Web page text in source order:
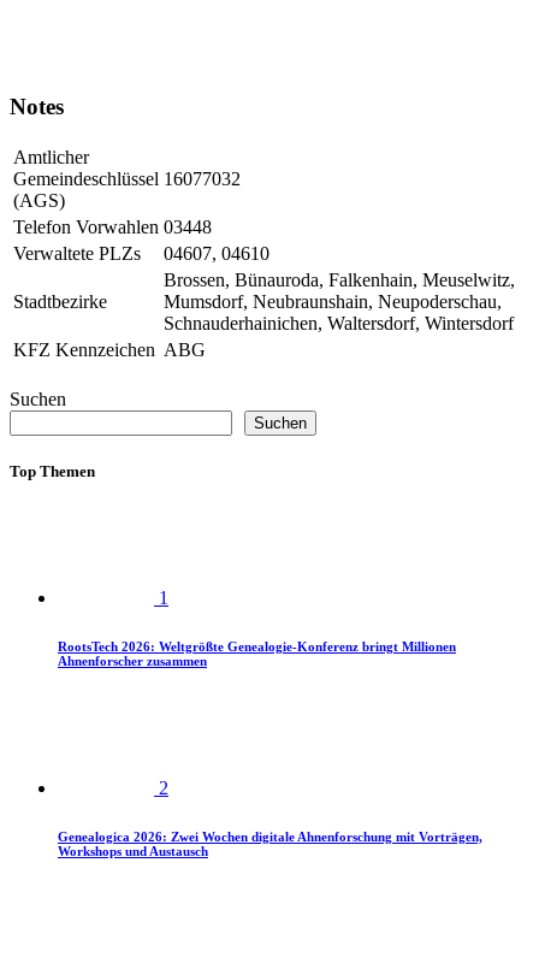
Notes
Amtlicher
Gemeindeschlüssel
(AGS)
16077032
Telefon Vorwahlen 03448
Verwaltete PLZs
04607, 04610
Stadtbezirke
Brossen, Bünauroda, Falkenhain, Meuselwitz,
Mumsdorf, Neubraunshain, Neupoderschau,
Schnauderhainichen, Waltersdorf, Wintersdorf
KFZ Kennzeichen ABG
Suchen
Suchen
Top Themen
1
RootsTech 2026: Weltgrößte Genealogie-Konferenz bringt Millionen
Ahnenforscher zusammen
2
Genealogica 2026: Zwei Wochen digitale Ahnenforschung mit Vorträgen,
Workshops und Austausch